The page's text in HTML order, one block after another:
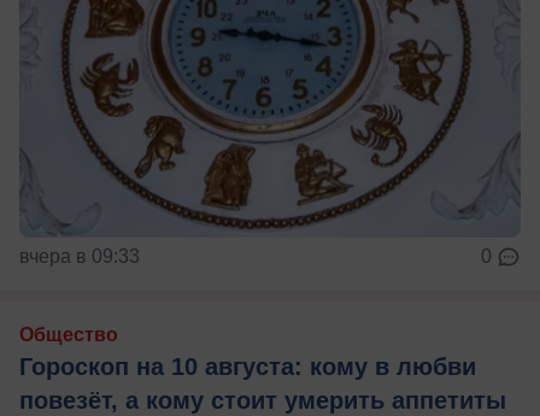
вчера в 09:33 0
Общество
Гороскоп на 10 августа: кому в любви
повезёт, а кому стоит умерить аппетиты